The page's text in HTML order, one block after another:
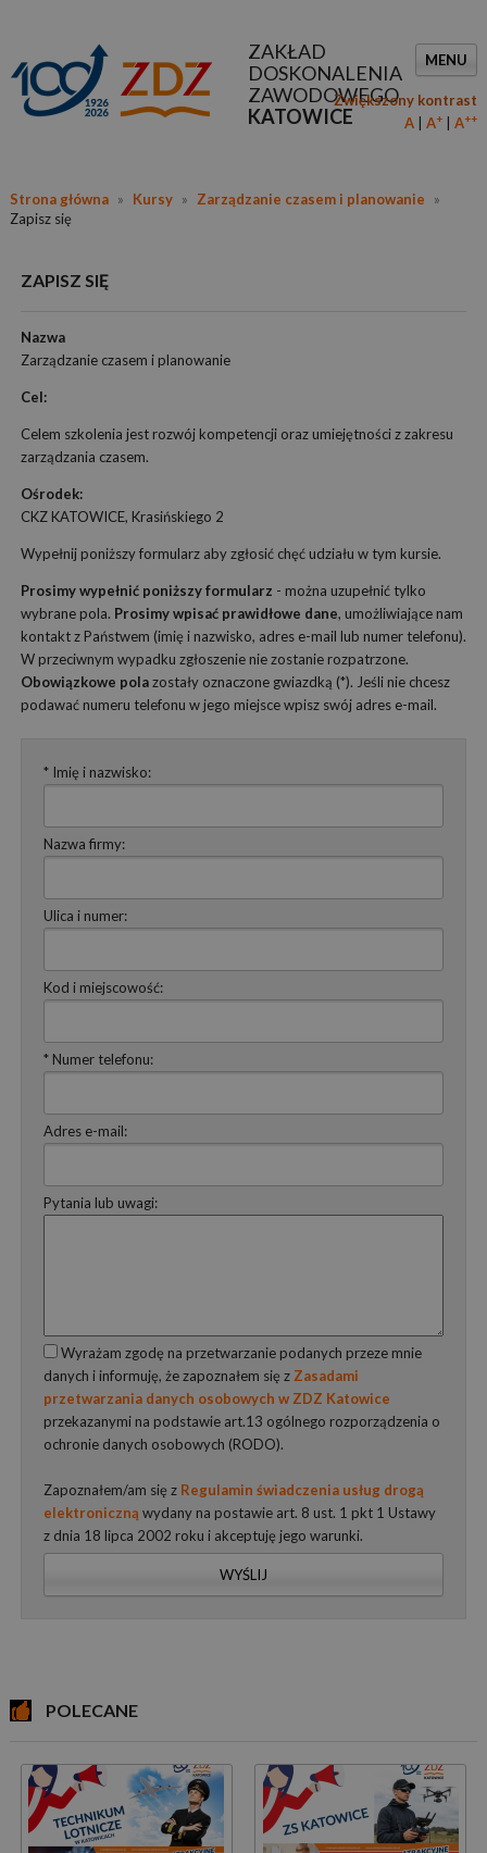
ZAKŁAD
DOSKONALENIA
ZAWODOWEGO
KATOWICE
MENU
Zwiększony kontrast
A
A+ A++
Strona główna » Kursy » Zarządzanie czasem i planowanie
»
Zapisz się
ZAPISZ SIĘ
Nazwa
Zarządzanie czasem i planowanie
Cel:
Celem szkolenia jest rozwój kompetencji oraz umiejętności z zakresu
zarządzania czasem.
Ośrodek:
CKZ KATOWICE, Krasińskiego 2
Wypełnij poniższy formularz aby zgłosić chęć udziału w tym kursie.
Prosimy wypełnić poniższy formularz - można uzupełnić tylko
wybrane pola. Prosimy wpisać prawidłowe dane, umożliwiające nam
kontakt z Państwem (imię i nazwisko, adres e-mail lub numer telefonu).
W przeciwnym wypadku zgłoszenie nie zostanie rozpatrzone.
Obowiązkowe polazostały oznaczone gwiazdką (*). Jeśli nie chcesz
podawać numeru telefonu w jego miejsce wpisz swój adres e-mail.
* Imię i nazwisko:
Nazwa firmy:
Ulica i numer:
Kod i miejscowość:
* Numer telefonu:
Adres e-mail:
Pytania lub uwagi:
Wyrażam zgodę na przetwarzanie podanych przeze mnie
danych i informuję, że zapoznałem się z Zasadami
przetwarzania danych osobowych w ZDZ Katowice
przekazanymi na podstawie art.13 ogólnego rozporządzenia o
ochronie danych osobowych (RODO).
Zapoznałem/am się z Regulamin świadczenia usług drogą
elektroniczną wydany na postawie art. 8 ust. 1 pkt 1 Ustawy
z dnia 18 lipca 2002 roku i akceptuję jego warunki.
WYŚLIJ
POLECANE